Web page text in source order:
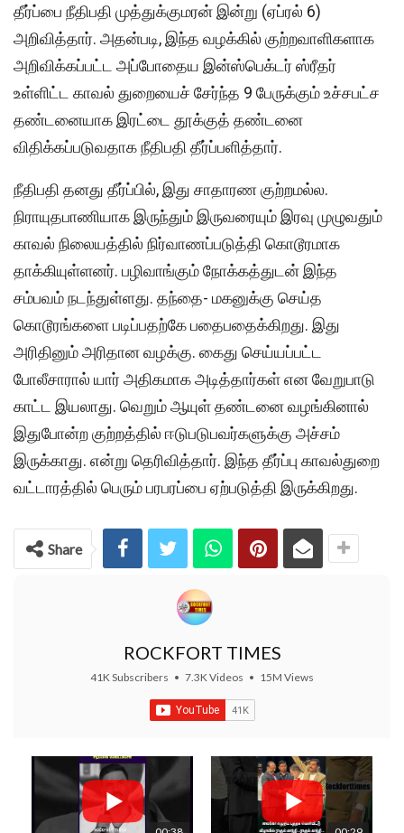
தீர்ப்பை நீதிபதி முத்துக்குமரன் இன்று (ஏப்ரல் 6)
அறிவித்தார். அதன்படி, இந்த வழக்கில் குற்றவாளிகளாக
அறிவிக்கப்பட்ட அப்போதைய இன்ஸ்பெக்டர் ஸ்ரீதர்
உள்ளிட்ட காவல் துறையைச் சேர்ந்த 9 பேருக்கும் உச்சபட்ச
தண்டனையாக இரட்டை தூக்குத் தண்டனை
விதிக்கப்படுவதாக நீதிபதி தீர்ப்பளித்தார்.
நீதிபதி தனது தீர்ப்பில், இது சாதாரண குற்றமல்ல.
நிராயுதபாணியாக இருந்தும் இருவரையும் இரவு முழுவதும்
காவல் நிலையத்தில் நிர்வாணப்படுத்தி கொடூரமாக
தாக்கியுள்ளனர். பழிவாங்கும் நோக்கத்துடன் இந்த
சம்பவம் நடந்துள்ளது. தந்தை- மகனுக்கு செய்த
கொடூரங்களை படிப்பதற்கே பதைபதைக்கிறது. இது
அரிதினும் அரிதான வழக்கு. கைது செய்யப்பட்ட
போலீசாரால் யார் அதிகமாக அடித்தார்கள் என வேறுபாடு
காட்ட இயலாது. வெறும் ஆயுள் தண்டனை வழங்கினால்
இதுபோன்ற குற்றத்தில் ஈடுபடுபவர்களுக்கு அச்சம்
இருக்காது. என்று தெரிவித்தார். இந்த தீர்ப்பு காவல்துறை
வட்டாரத்தில் பெரும் பரபரப்பை ஏற்படுத்தி இருக்கிறது.
Share
ROCKFORT TIMES
41K Subscribers • 7.3K Videos • 15M Views